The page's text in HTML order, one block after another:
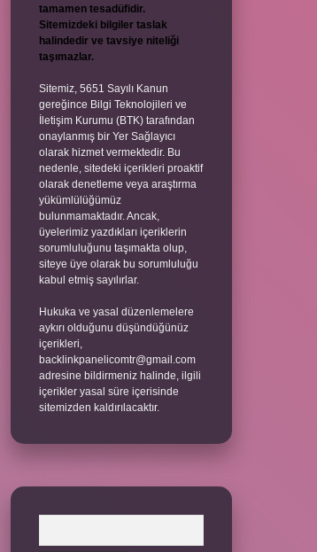
tamamen tesadüfidir.
Sitemizdeki bilgiler taslak
halindedir ve tavsiye niteliği
taşımazlar.
Sitemiz, 5651 Sayılı Kanun
gereğince Bilgi Teknolojileri ve
İletişim Kurumu (BTK) tarafından
onaylanmış bir Yer Sağlayıcı
olarak hizmet vermektedir. Bu
nedenle, sitedeki içerikleri proaktif
olarak denetleme veya araştırma
yükümlülüğümüz
bulunmamaktadır. Ancak,
üyelerimiz yazdıkları içeriklerin
sorumluluğunu taşımakta olup,
siteye üye olarak bu sorumluluğu
kabul etmiş sayılırlar.
Hukuka ve yasal düzenlemelere
aykırı olduğunu düşündüğünüz
içerikleri,
backlinkpanelicomtr@gmail.com
adresine bildirmeniz halinde, ilgili
içerikler yasal süre içerisinde
sitemizden kaldırılacaktır.